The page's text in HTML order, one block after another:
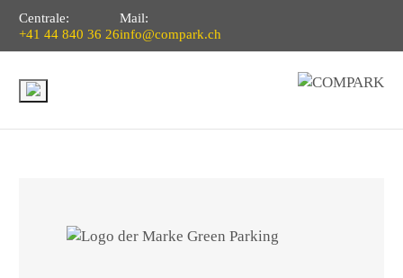
Centrale:
+41 44 840 36 26
Mail:
info@compark.ch